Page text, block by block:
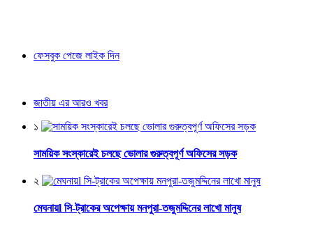
ফেসবুক পেজে লাইক দিন
জাতীয় এর আরও খবর
১
সাময়িক সংস্কারেই চলছে ভোলার গুরুত্বপূর্ণ অফিসের সড়ক
২
মেঘনায়l সি-ট্রাকের অপেক্ষায় মনপুরা-তজুমদ্দিনের লাখো মানুষ